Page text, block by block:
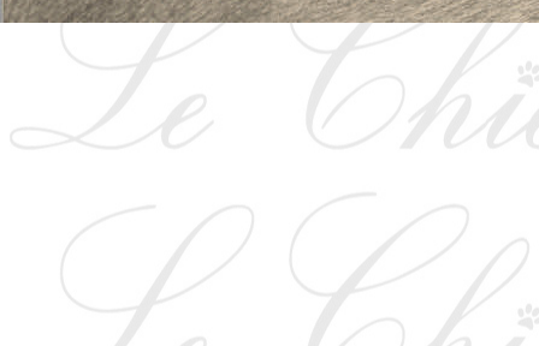
HUNDKLÄDER, HUNDVÄSKOR, HUNDACCESSOARER, HUND KLÄDER,